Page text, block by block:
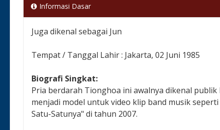
Informasi Dasar
Juga dikenal sebagai Jun
Tempat / Tanggal Lahir : Jakarta, 02 Juni 1985
Biografi Singkat:
Pria berdarah Tionghoa ini awalnya dikenal
menjadi model untuk video klip band musik
Satu-Satunya" di tahun 2007.